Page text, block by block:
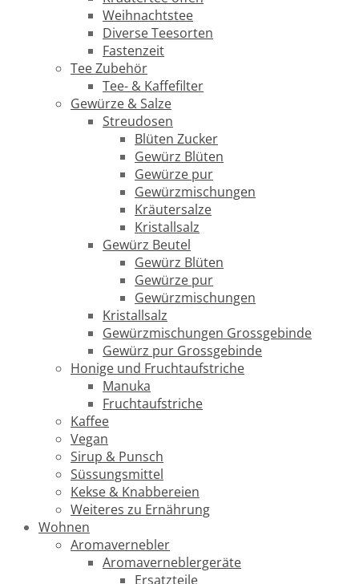
Weihnachtstee
Diverse Teesorten
Fastenzeit
Tee Zubehör
Tee- & Kaffefilter
Gewürze & Salze
Streudosen
Blüten Zucker
Gewürz Blüten
Gewürze pur
Gewürzmischungen
Kräutersalze
Kristallsalz
Gewürz Beutel
Gewürz Blüten
Gewürze pur
Gewürzmischungen
Kristallsalz
Gewürzmischungen Grossgebinde
Gewürz pur Grossgebinde
Honige und Fruchtaufstriche
Manuka
Fruchtaufstriche
Kaffee
Vegan
Sirup & Punsch
Süssungsmittel
Kekse & Knabbereien
Weiteres zu Ernährung
Wohnen
Aromavernebler
Aromaverneblergeräte
Ersatzteile